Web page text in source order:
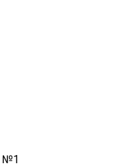
№1